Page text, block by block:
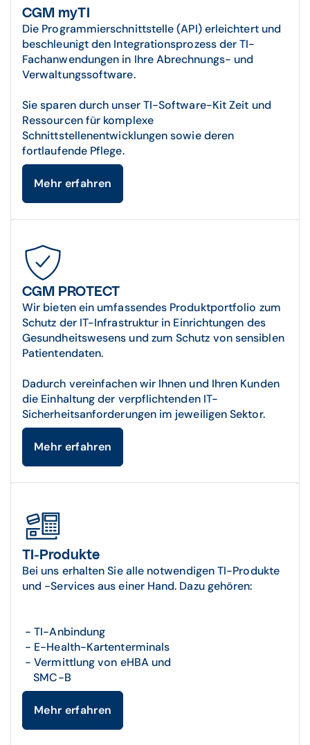
CGM myTI
Die Programmierschnittstelle (API) erleichtert und
beschleunigt den Integrationsprozess der TI-
Fachanwendungen in Ihre Abrechnungs- und
Verwaltungssoftware.
Sie sparen durch unser TI-Software-Kit Zeit und
Ressourcen für komplexe
Schnittstellenentwicklungen sowie deren
fortlaufende Pflege.
Mehr erfahren
CGM PROTECT
Wir bieten ein umfassendes Produktportfolio zum
Schutz der IT-Infrastruktur in Einrichtungen des
Gesundheitswesens und zum Schutz von sensiblen
Patientendaten.
Dadurch vereinfachen wir Ihnen und Ihren Kunden
die Einhaltung der verpflichtenden IT-
Sicherheitsanforderungen im jeweiligen Sektor.
Mehr erfahren
TI-Produkte
Bei uns erhalten Sie alle notwendigen TI-Produkte
und -Services aus einer Hand. Dazu gehören:
- TI-Anbindung
- E-Health-Kartenterminals
- Vermittlung von eHBA und
SMC-B
Mehr erfahren